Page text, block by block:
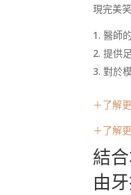
現完美
醫師
提供
對於
＋了解
＋了解
結
由